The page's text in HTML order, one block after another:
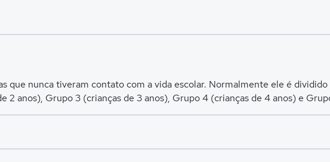
que nunca tiveram contato com a vida escolar. Normalmente ele é dividido
2 anos), Grupo 3 (crianças de 3 anos), Grupo 4 (crianças de 4 anos) e